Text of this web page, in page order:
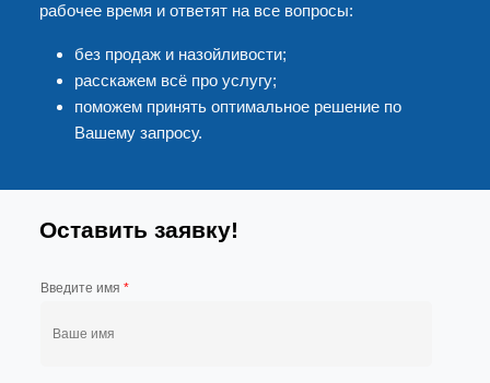
рабочее время и ответят на все вопросы:
без продаж и назойливости;
расскажем всё про услугу;
поможем принять оптимальное решение по
Вашему запросу.
Оставить заявку!
Введите имя *